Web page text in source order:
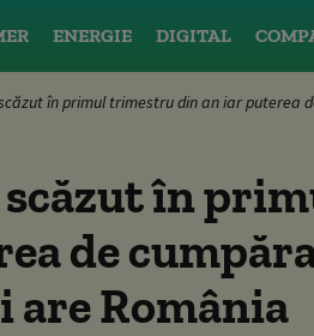
ENERGIE DIGITAL
în primul trimestru din an iar puterea
scăzut în
de
are România